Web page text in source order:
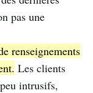
pas une
renseignements
Les clients
intrusifs,